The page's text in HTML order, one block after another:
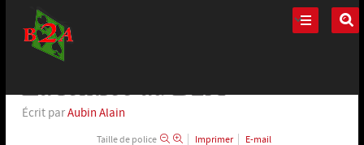
La rentrée au B2A
Écrit parAubin Alain
Taille de police Imprimer E-mail